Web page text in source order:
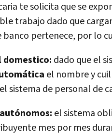
te solicita que se
trabajo dado que
banco pertenece, por lo
domestico: dado que el
el nombre y
sistema de personal de
el sistema
mes por mes